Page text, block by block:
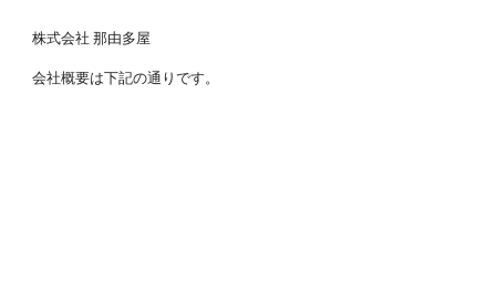
株式会社 那由多屋
会社概要は下記の通りです。